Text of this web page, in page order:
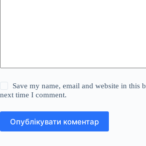
Save my name, email and website in this
next time I comment.
Опублікувати коментар